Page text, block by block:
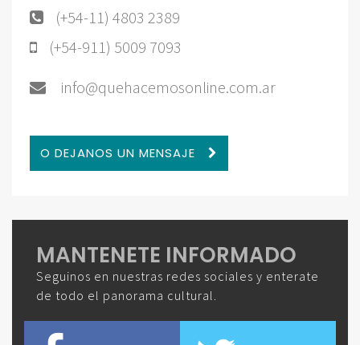
(+54-11) 4803 2389
(+54-911) 5009 7093
info@quehacemosonline.com.ar
O DEJANOS UN MENSAJE
MANTENETE INFORMADO
Seguinos en nuestras redes sociales y enterate
de todo el panorama cultural.